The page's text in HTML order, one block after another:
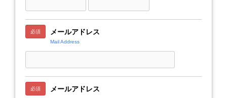
必須 メールアドレス
Mail Address
必須
メールアドレス